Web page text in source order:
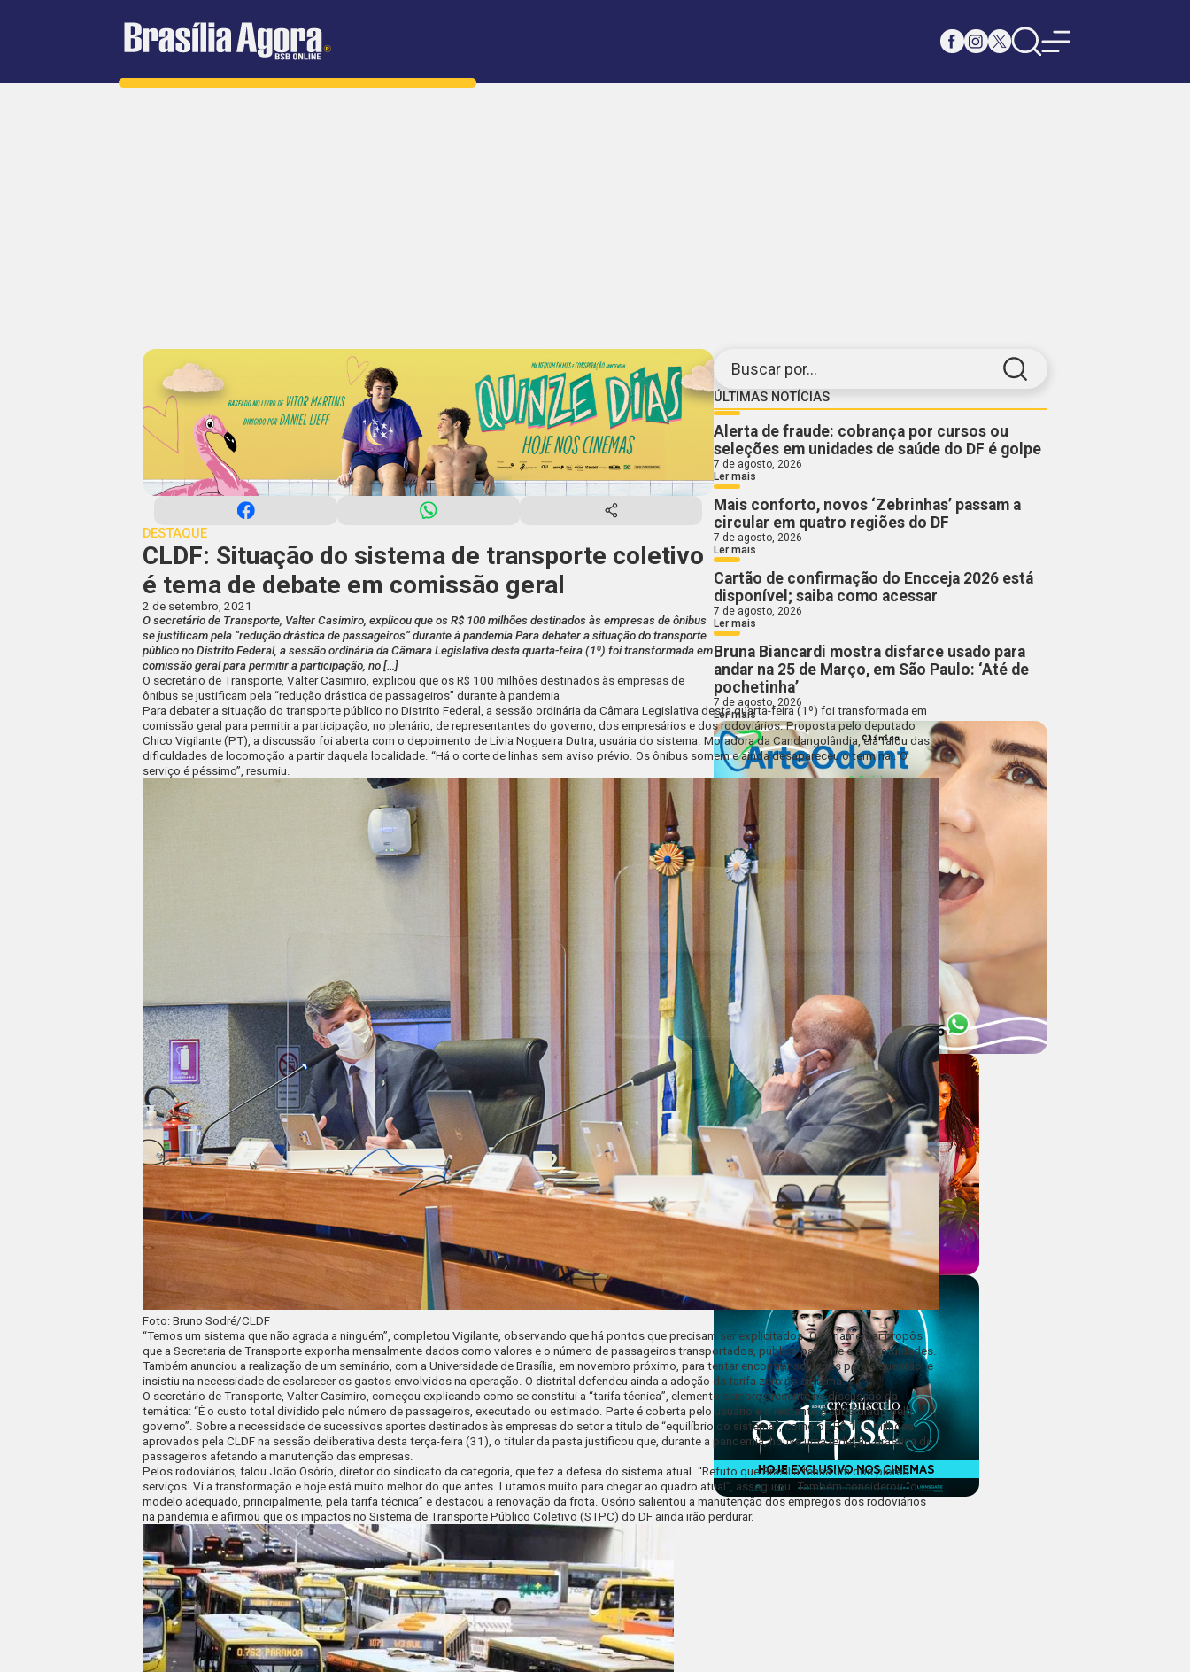
Buscar por...
ÚLTIMAS NOTÍCIAS
Alerta de fraude: cobrança por cursos ou
seleções em unidades de saúde do DF é golpe
7 de agosto, 2026
Ler mais
Mais conforto, novos ‘Zebrinhas’ passam a
circular em quatro regiões do DF
7 de agosto, 2026
Ler mais
Cartão de confirmação do Encceja 2026 está
disponível; saiba como acessar
7 de agosto, 2026
Ler mais
Bruna Biancardi mostra disfarce usado para
andar na 25 de Março, em São Paulo: ‘Até de
pochetinha’
7 de agosto, 2026
Ler mais
DESTAQUE
CLDF: Situação do sistema de transporte coletivo
é tema de debate em comissão geral
2 de setembro, 2021
O secretário de Transporte, Valter Casimiro, explicou que os R$ 100 milhões destinados às empresas de ônibus
se justificam pela “redução drástica de passageiros” durante à pandemia Para debater a situação do transporte
público no Distrito Federal, a sessão ordinária da Câmara Legislativa desta quarta-feira (1º) foi transformada em
comissão geral para permitir a participação, no […]
O secretário de Transporte, Valter Casimiro, explicou que os R$ 100 milhões destinados às empresas de
ônibus se justificam pela “redução drástica de passageiros” durante à pandemia
Para debater a situação do transporte público no Distrito Federal, a sessão ordinária da Câmara Legislativa desta quarta-feira (1º) foi transformada em
comissão geral para permitir a participação, no plenário, de representantes do governo, dos empresários e dos rodoviários. Proposta pelo deputado
Chico Vigilante (PT), a discussão foi aberta com o depoimento de Lívia Nogueira Dutra, usuária do sistema. Moradora da Candangolândia, ela falou das
dificuldades de locomoção a partir daquela localidade. “Há o corte de linhas sem aviso prévio. Os ônibus somem e ainda desapareceu o terminal. O
serviço é péssimo”, resumiu.
Foto: Bruno Sodré/CLDF
“Temos um sistema que não agrada a ninguém”, completou Vigilante, observando que há pontos que precisam ser explicitados. O parlamentar propôs
que a Secretaria de Transporte exponha mensalmente dados como valores e o número de passageiros transportados, público pagante e as gratuidades.
Também anunciou a realização de um seminário, com a Universidade de Brasília, em novembro próximo, para tentar encontrar soluções para a questão, e
insistiu na necessidade de esclarecer os gastos envolvidos na operação. O distrital defendeu ainda a adoção da tarifa zero no sistema.
O secretário de Transporte, Valter Casimiro, começou explicando como se constitui a “tarifa técnica”, elemento sempre presente na discussão da
temática: “É o custo total dividido pelo número de passageiros, executado ou estimado. Parte é coberta pelo usuário e o restante é subsidiado pelo
governo”. Sobre a necessidade de sucessivos aportes destinados às empresas do setor a título de “equilíbrio do sistema”, como osR$ 100 milhões
aprovados pela CLDF na sessão deliberativa desta terça-feira (31), o titular da pasta justificou que, durante a pandemia, houve uma redução drástica de
passageiros afetando a manutenção das empresas.
Pelos rodoviários, falou João Osório, diretor do sindicato da categoria, que fez a defesa do sistema atual. “Refuto que Brasília tenha um dos piores
serviços. Vi a transformação e hoje está muito melhor do que antes. Lutamos muito para chegar ao quadro atual”, assegurou. Também considerou “o
modelo adequado, principalmente, pela tarifa técnica” e destacou a renovação da frota. Osório salientou a manutenção dos empregos dos rodoviários
na pandemia e afirmou que os impactos no Sistema de Transporte Público Coletivo (STPC) do DF ainda irão perdurar.